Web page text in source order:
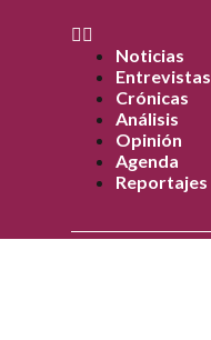
Noticias
Entrevistas
Crónicas
Análisis
Opinión
Agenda
Reportajes